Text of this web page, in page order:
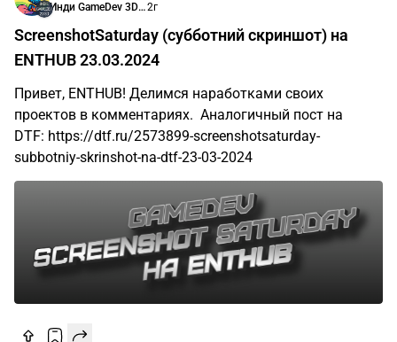
Инди GameDev 3D 2D графика2г
ScreenshotSaturday (субботний скриншот) на
ENTHUB 23.03.2024
Привет, ENTHUB! Делимся наработками своих
проектов в комментариях. Аналогичный пост на
DTF: https://dtf.ru/2573899-screenshotsaturday-
subbotniy-skrinshot-na-dtf-23-03-2024